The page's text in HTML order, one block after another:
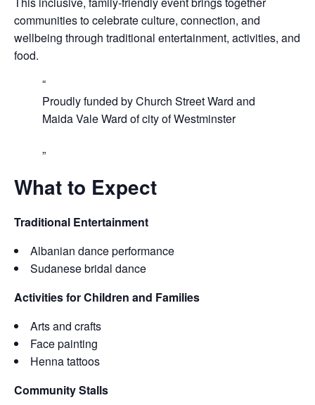
communities to celebrate culture, connection, and
wellbeing through traditional entertainment, activities, and
food.
Proudly funded by Church Street Ward and
Maida Vale Ward of city of Westminster
What to Expect
Traditional Entertainment
Albanian dance performance
Sudanese bridal dance
Activities for Children and Families
Arts and crafts
Face painting
Henna tattoos
Community Stalls